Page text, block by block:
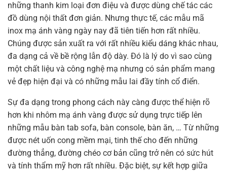
những thanh kim loại đơn điệu và được dùng chế tác các
đồ dùng nội thất đơn giản. Nhưng thực tế, các mẫu mã
inox mạ ánh vàng ngày nay đã tiên tiến hơn rất nhiều.
Chúng được sản xuất ra với rất nhiều kiểu dáng khác nhau,
đa dạng cả về bề rộng lẫn độ dày. Đó là lý do vì sao cùng
một chất liệu và công nghệ mạ nhưng có sản phẩm mang
vẻ đẹp hiện đại và có những mẫu lai đầy tính cổ điển.
Sự đa dạng trong phong cách này càng được thể hiện rõ
hơn khi nhôm mạ ánh vàng được sử dụng trực tiếp lên
những mẫu bàn tab sofa, bàn console, bàn ăn, … Từ những
được nét uốn cong mềm mại, tinh thế cho đến những
đường thẳng, đường chéo cơ bản cũng trở nên có sức hút
và tính thẩm mỹ hơn rất nhiều. Đặc biệt, sự kết hợp giữa